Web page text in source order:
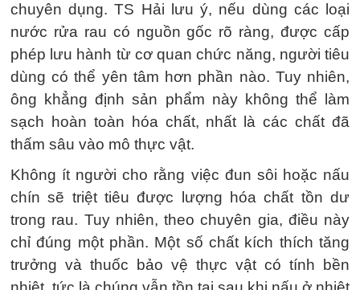
chuyên dụng. TS Hải lưu ý, nếu dùng các loại
nước rửa rau có nguồn gốc rõ ràng, được cấp
phép lưu hành từ cơ quan chức năng, người tiêu
dùng có thể yên tâm hơn phần nào. Tuy nhiên,
ông khẳng định sản phẩm này không thể làm
sạch hoàn toàn hóa chất, nhất là các chất đã
thấm sâu vào mô thực vật.
Không ít người cho rằng việc đun sôi hoặc nấu
chín sẽ triệt tiêu được lượng hóa chất tồn dư
trong rau. Tuy nhiên, theo chuyên gia, điều này
chỉ đúng một phần. Một số chất kích thích tăng
trưởng và thuốc bảo vệ thực vật có tính bền